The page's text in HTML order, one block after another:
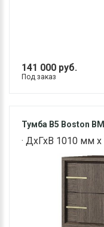
141 000 руб.
Под заказ
Тумба В5 Boston
· ДхГхВ 1010 мм